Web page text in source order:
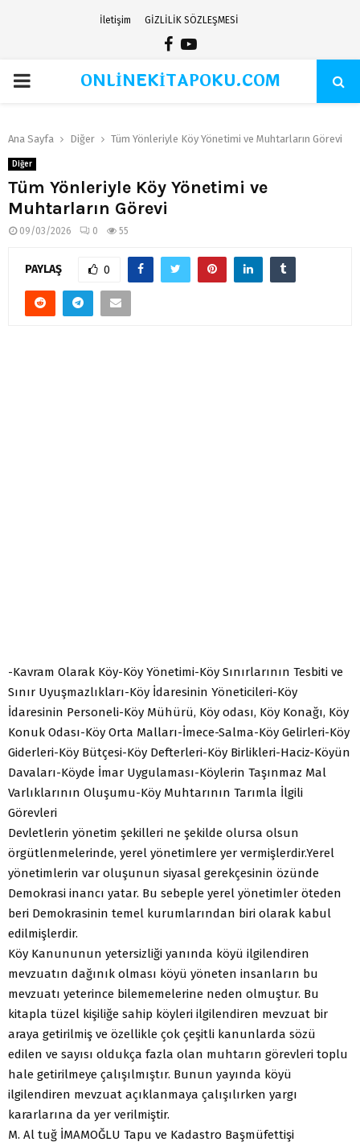
İletişim GİZLİLİK SÖZLEŞMESİ
Facebook
Youtube
PRIMARYONLİNEKİTAPOKU.COM
Ana Sayfa Diğer Tüm Yönleriyle Köy Yönetimi ve Muhtarların Görevi
Diğer
Tüm Yönleriyle Köy Yönetimi ve
Muhtarların Görevi
09/03/2026 0 55
PAYLAŞ 0
-Kavram Olarak Köy-Köy Yönetimi-Köy Sınırlarının Tesbiti ve
Sınır Uyuşmazlıkları-Köy İdaresinin Yöneticileri-Köy
İdaresinin Personeli-Köy Mühürü, Köy odası, Köy Konağı, Köy
Konuk Odası-Köy Orta Malları-İmece-Salma-Köy Gelirleri-Köy
Giderleri-Köy Bütçesi-Köy Defterleri-Köy Birlikleri-Haciz-Köyün
Davaları-Köyde İmar Uygulaması-Köylerin Taşınmaz Mal
Varlıklarının Oluşumu-Köy Muhtarının Tarımla İlgili
Görevleri
Devletlerin yönetim şekilleri ne şekilde olursa olsun
örgütlenmelerinde, yerel yönetimlere yer vermişlerdir.Yerel
yönetimlerin var oluşunun siyasal gerekçesinin özünde
Demokrasi inancı yatar. Bu sebeple yerel yönetimler öteden
beri Demokrasinin temel kurumlarından biri olarak kabul
edilmişlerdir.
Köy Kanununun yetersizliği yanında köyü ilgilendiren
mevzuatın dağınık olması köyü yöneten insanların bu
mevzuatı yeterince bilememelerine neden olmuştur. Bu
kitapla tüzel kişiliğe sahip köyleri ilgilendiren mevzuat bir
araya getirilmiş ve özellikle çok çeşitli kanunlarda sözü
edilen ve sayısı oldukça fazla olan muhtarın görevleri toplu
hale getirilmeye çalışılmıştır. Bunun yayında köyü
ilgilendiren mevzuat açıklanmaya çalışılırken yargı
kararlarına da yer verilmiştir.
M. Al tuğ İMAMOĞLU Tapu ve Kadastro Başmüfettişi